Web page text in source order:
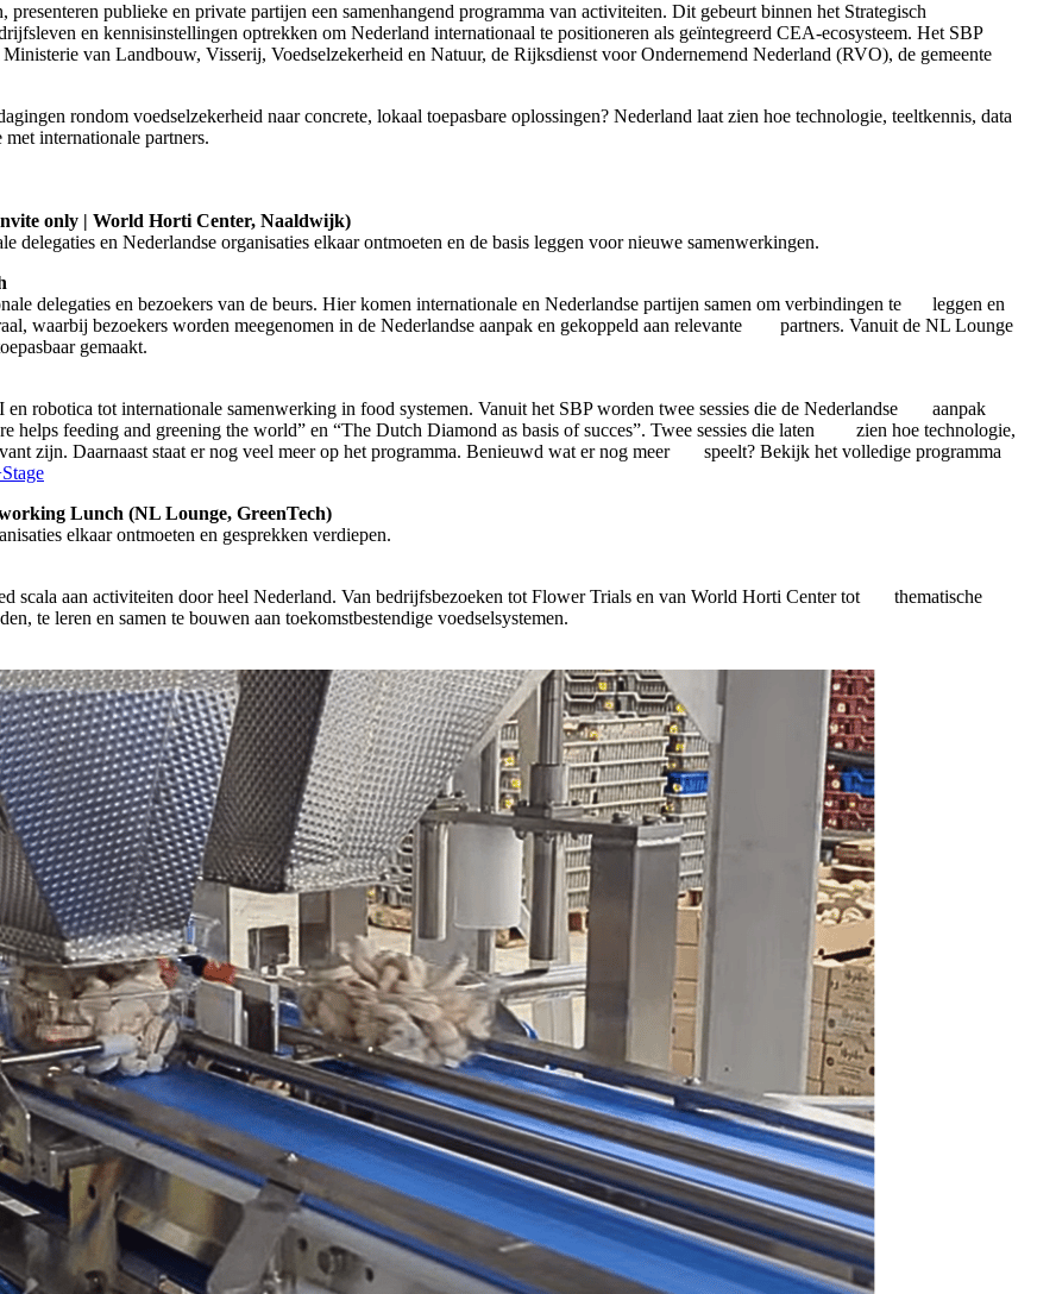
publieke en private partijen een samenhangend programma van activiteiten. Dit gebeurt binnen het Strategisch
en kennisinstellingen optrekken om Nederland internationaal te positioneren als geïntegreerd CEA-ecosysteem. Het SBP
van Landbouw, Visserij, Voedselzekerheid en Natuur, de Rijksdienst voor Ondernemend Nederland (RVO), de gemeente
rondom voedselzekerheid naar concrete, lokaal toepasbare oplossingen? Nederland laat zien hoe technologie, teeltkennis, data
internationale partners.
only | World Horti Center, Naaldwijk)
en Nederlandse organisaties elkaar ontmoeten en de basis leggen voor nieuwe samenwerkingen.
delegaties en bezoekers van de beurs. Hier komen internationale en Nederlandse partijen samen om verbindingen te
leggen en
waarbij bezoekers worden meegenomen in de Nederlandse aanpak en gekoppeld aan relevante
partners. Vanuit de NL Lounge
gemaakt.
robotica tot internationale samenwerking in food systemen. Vanuit het SBP worden twee sessies die de Nederlandse
aanpak
feeding and greening the world” en “The Dutch Diamond as basis of succes”. Twee sessies die laten
zien hoe technologie,
zijn. Daarnaast staat er nog veel meer op het programma. Benieuwd wat er nog meer
speelt? Bekijk het volledige programma
Lunch (NL Lounge, GreenTech)
elkaar ontmoeten en gesprekken verdiepen.
scala aan activiteiten door heel Nederland. Van bedrijfsbezoeken tot Flower Trials en van World Horti Center tot
thematische
te leren en samen te bouwen aan toekomstbestendige voedselsystemen.